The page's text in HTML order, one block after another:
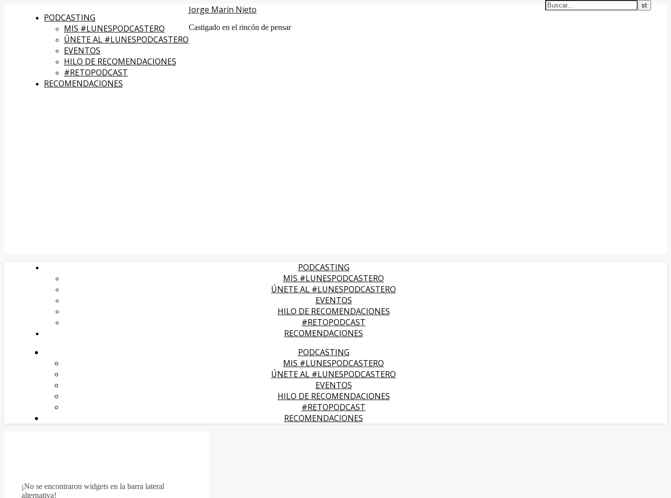
PODCASTING
MIS #LUNESPODCASTERO
ÚNETE AL #LUNESPODCASTERO
EVENTOS
HILO DE RECOMENDACIONES
#RETOPODCAST
RECOMENDACIONES
Jorge Marín Nieto
Castigado en el rincón de pensar
PODCASTING
MIS #LUNESPODCASTERO
ÚNETE AL #LUNESPODCASTERO
EVENTOS
HILO DE RECOMENDACIONES
#RETOPODCAST
RECOMENDACIONES
PODCASTING
MIS #LUNESPODCASTERO
ÚNETE AL #LUNESPODCASTERO
EVENTOS
HILO DE RECOMENDACIONES
#RETOPODCAST
RECOMENDACIONES
¡No se encontraron widgets en la barra lateral
alternativa!